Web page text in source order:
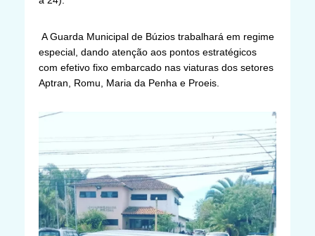
A Guarda Municipal de Búzios trabalhará em regime
especial, dando atenção aos pontos estratégicos
com efetivo fixo embarcado nas viaturas dos setores
Aptran, Romu, Maria da Penha e Proeis.